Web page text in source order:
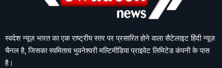
स्वदेश न्यूज़ भारत का एक राष्ट्रीय स्तर पर प्रसारित होने वाला सैटेलाइट हिंदी न्यूज़
चैनल है, जिसका स्वमितत्व भुवनेश्वरी मल्टिमीडिया प्राइवेट लिमिटेड कंपनी के पास
है।